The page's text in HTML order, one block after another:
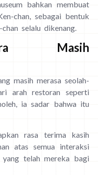
bahkan membuat
chan, sebagai bentuk
selalu dikenang.
Masih
masih merasa seolah-
arah restoran seperti
ia sadar bahwa itu
rasa terima kasih
atas semua interaksi
yang telah mereka bagi